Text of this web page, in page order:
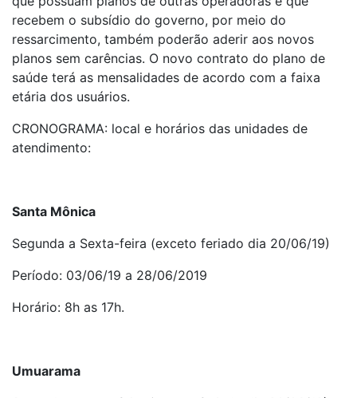
recebem o subsídio do governo, por meio do
ressarcimento, também poderão aderir aos novos
planos sem carências. O novo contrato do plano de
saúde terá as mensalidades de acordo com a faixa
etária dos usuários.
CRONOGRAMA: local e horários das unidades de
atendimento:
Santa Mônica
Segunda a Sexta-feira (exceto feriado dia 20/06/19)
Período: 03/06/19 a 28/06/2019
Horário: 8h as 17h.
Umuarama